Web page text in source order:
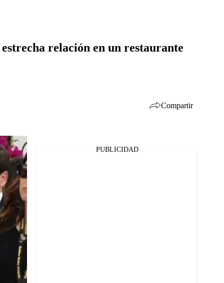
relación en un restaurante
Compartir
Facebook
Twitter
Whatsapp
PUBLICIDAD